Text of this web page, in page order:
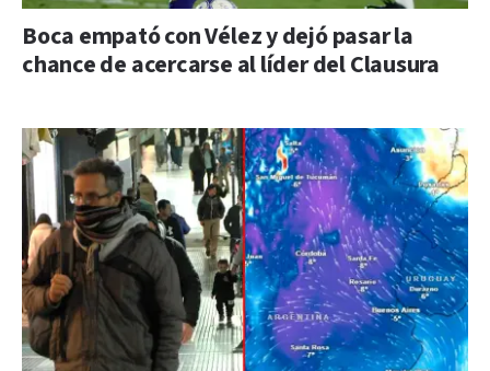
Boca empató con Vélez y dejó pasar la
chance de acercarse al líder del Clausura